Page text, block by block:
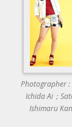
Photographer :
Ichida Ai；
Ishimaru